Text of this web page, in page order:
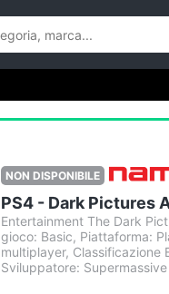
NON DISPONIBILE
PS4 - Dark Pictures
Entertainment The Dark
gioco: Basic, Piattaforma:
multiplayer, Classificazione
Sviluppatore: